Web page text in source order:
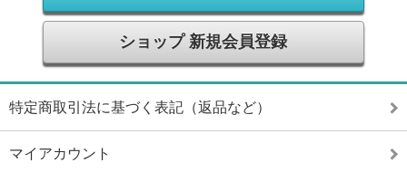
ショップ 新規会員登録
特定商取引法に基づく表記（返品など）
マイアカウント